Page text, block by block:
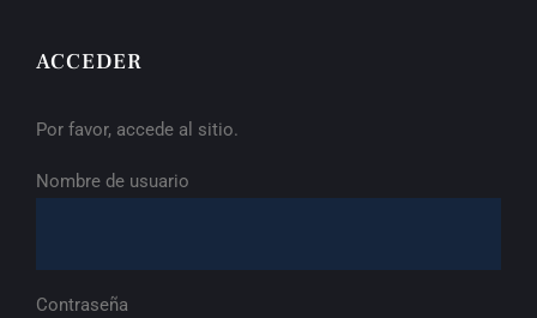
ACCEDER
Por favor, accede al sitio.
Nombre de usuario
Contraseña